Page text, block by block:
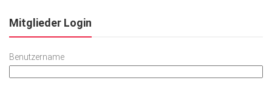
Mitglieder Login
Benutzername